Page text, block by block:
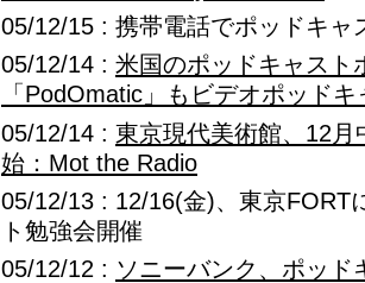
05/12/15 : 携帯電話でポッドキャ
05/12/14 : 米国のポッドキャスト
「PodOmatic」もビデオポッド
05/12/14 : 東京現代美術館、12
始：Mot the Radio
05/12/13 : 12/16(金)、東京FORT
ト勉強会開催
05/12/12 : ソニーバンク、ポッ